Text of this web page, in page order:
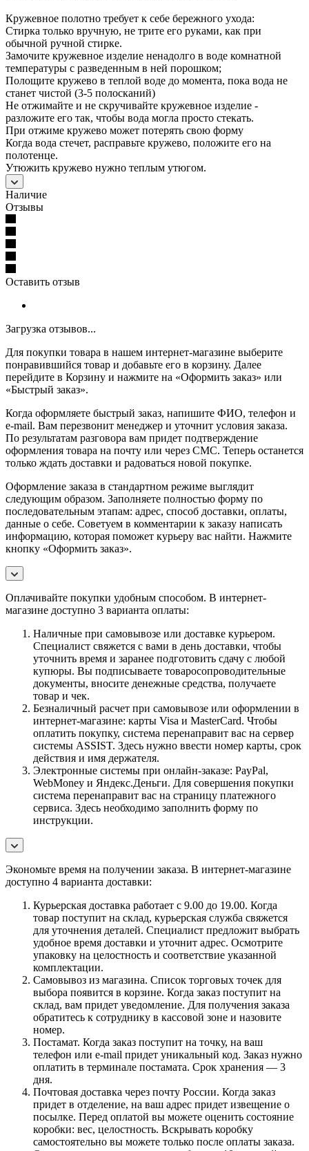
Кружевное полотно требует к себе бережного ухода:
Стирка только вручную, не трите его руками, как при
обычной ручной стирке.
Замочите кружевное изделие ненадолго в воде комнатной
температуры с разведенным в ней порошком;
Полощите кружево в теплой воде до момента, пока вода не
станет чистой (3-5 полосканий)
Не отжимайте и не скручивайте кружевное изделие -
разложите его так, чтобы вода могла просто стекать.
При отжиме кружево может потерять свою форму
Когда вода стечет, расправьте кружево, положите его на
полотенце.
Утюжить кружево нужно теплым утюгом.
Наличие
Отзывы
Оставить отзыв
Загрузка отзывов...
Для покупки товара в нашем интернет-магазине выберите
понравившийся товар и добавьте его в корзину. Далее
перейдите в Корзину и нажмите на «Оформить заказ» или
«Быстрый заказ».
Когда оформляете быстрый заказ, напишите ФИО, телефон и
e-mail. Вам перезвонит менеджер и уточнит условия заказа.
По результатам разговора вам придет подтверждение
оформления товара на почту или через СМС. Теперь останется
только ждать доставки и радоваться новой покупке.
Оформление заказа в стандартном режиме выглядит
следующим образом. Заполняете полностью форму по
последовательным этапам: адрес, способ доставки, оплаты,
данные о себе. Советуем в комментарии к заказу написать
информацию, которая поможет курьеру вас найти. Нажмите
кнопку «Оформить заказ».
Оплачивайте покупки удобным способом. В интернет-
магазине доступно 3 варианта оплаты:
Наличные при самовывозе или доставке курьером.
Специалист свяжется с вами в день доставки, чтобы
уточнить время и заранее подготовить сдачу с любой
купюры. Вы подписываете товаросопроводительные
документы, вносите денежные средства, получаете
товар и чек.
Безналичный расчет при самовывозе или оформлении в
интернет-магазине: карты Visa и MasterCard. Чтобы
оплатить покупку, система перенаправит вас на сервер
системы ASSIST. Здесь нужно ввести номер карты, срок
действия и имя держателя.
Электронные системы при онлайн-заказе: PayPal,
WebMoney и Яндекс.Деньги. Для совершения покупки
система перенаправит вас на страницу платежного
сервиса. Здесь необходимо заполнить форму по
инструкции.
Экономьте время на получении заказа. В интернет-магазине
доступно 4 варианта доставки:
Курьерская доставка работает с 9.00 до 19.00. Когда
товар поступит на склад, курьерская служба свяжется
для уточнения деталей. Специалист предложит выбрать
удобное время доставки и уточнит адрес. Осмотрите
упаковку на целостность и соответствие указанной
комплектации.
Самовывоз из магазина. Список торговых точек для
выбора появится в корзине. Когда заказ поступит на
склад, вам придет уведомление. Для получения заказа
обратитесь к сотруднику в кассовой зоне и назовите
номер.
Постамат. Когда заказ поступит на точку, на ваш
телефон или e-mail придет уникальный код. Заказ нужно
оплатить в терминале постамата. Срок хранения — 3
дня.
Почтовая доставка через почту России. Когда заказ
придет в отделение, на ваш адрес придет извещение о
посылке. Перед оплатой вы можете оценить состояние
коробки: вес, целостность. Вскрывать коробку
самостоятельно вы можете только после оплаты заказа.